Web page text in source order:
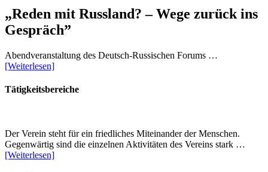
„Reden mit Russland? – Wege zurück ins
Gespräch”
Abendveranstaltung des Deutsch-Russischen Forums …
[Weiterlesen]
Tätigkeitsbereiche
Der Verein steht für ein friedliches Miteinander der Menschen.
Gegenwärtig sind die einzelnen Aktivitäten des Vereins stark …
[Weiterlesen]